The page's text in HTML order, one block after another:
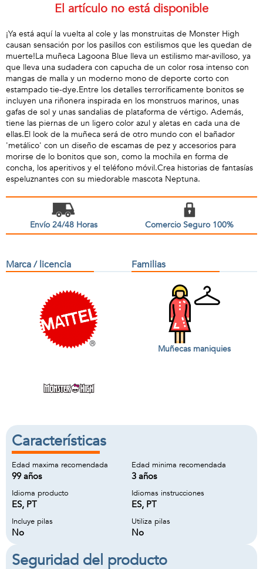
El artículo no está disponible
¡Ya está aquí la vuelta al cole y las monstruitas de Monster High
causan sensación por los pasillos con estilismos que les quedan de
muerte!La muñeca Lagoona Blue lleva un estilismo mar-avilloso, ya
que lleva una sudadera con capucha de un color rosa intenso con
mangas de malla y un moderno mono de deporte corto con
estampado tie-dye.Entre los detalles terroríficamente bonitos se
incluyen una riñonera inspirada en los monstruos marinos, unas
gafas de sol y unas sandalias de plataforma de vértigo. Además,
tiene las piernas de un ligero color azul y aletas en cada una de
ellas.El look de la muñeca será de otro mundo con el bañador
'metálico' con un diseño de escamas de pez y accesorios para
morirse de lo bonitos que son, como la mochila en forma de
concha, los aperitivos y el teléfono móvil.Crea historias de fantasías
espeluznantes con su miedorable mascota Neptuna.
Envío 24/48 Horas Comercio Seguro 100%
Marca / licencia Familias
Muñecas maniquies
Características
Edad maxima recomendada
99 años
Edad minima recomendada
3 años
Idioma producto
ES, PT
Idiomas instrucciones
ES, PT
Incluye pilas
No
Utiliza pilas
No
Seguridad del producto